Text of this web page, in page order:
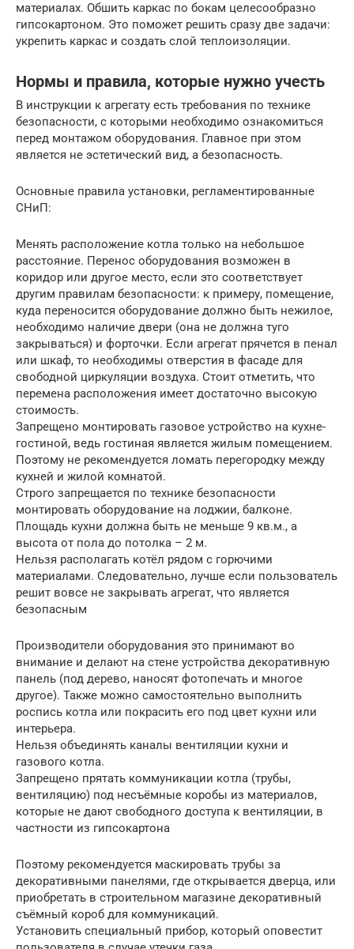
материалах. Обшить каркас по бокам целесообразно
гипсокартоном. Это поможет решить сразу две задачи:
укрепить каркас и создать слой теплоизоляции.
Нормы и правила, которые нужно учесть
В инструкции к агрегату есть требования по технике
безопасности, с которыми необходимо ознакомиться
перед монтажом оборудования. Главное при этом
является не эстетический вид, а безопасность.
Основные правила установки, регламентированные
СНиП:
Менять расположение котла только на небольшое
расстояние. Перенос оборудования возможен в
коридор или другое место, если это соответствует
другим правилам безопасности: к примеру, помещение,
куда переносится оборудование должно быть нежилое,
необходимо наличие двери (она не должна туго
закрываться) и форточки. Если агрегат прячется в пенал
или шкаф, то необходимы отверстия в фасаде для
свободной циркуляции воздуха. Стоит отметить, что
перемена расположения имеет достаточно высокую
стоимость.
Запрещено монтировать газовое устройство на кухне-
гостиной, ведь гостиная является жилым помещением.
Поэтому не рекомендуется ломать перегородку между
кухней и жилой комнатой.
Строго запрещается по технике безопасности
монтировать оборудование на лоджии, балконе.
Площадь кухни должна быть не меньше 9 кв.м., а
высота от пола до потолка – 2 м.
Нельзя располагать котёл рядом с горючими
материалами. Следовательно, лучше если пользователь
решит вовсе не закрывать агрегат, что является
безопасным
Производители оборудования это принимают во
внимание и делают на стене устройства декоративную
панель (под дерево, наносят фотопечать и многое
другое). Также можно самостоятельно выполнить
роспись котла или покрасить его под цвет кухни или
интерьера.
Нельзя объединять каналы вентиляции кухни и
газового котла.
Запрещено прятать коммуникации котла (трубы,
вентиляцию) под несъёмные коробы из материалов,
которые не дают свободного доступа к вентиляции, в
частности из гипсокартона
Поэтому рекомендуется маскировать трубы за
декоративными панелями, где открывается дверца, или
приобретать в строительном магазине декоративный
съёмный короб для коммуникаций.
Установить специальный прибор, который оповестит